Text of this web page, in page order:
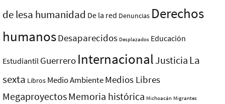
de lesa humanidad De la red Denuncias Derechos
humanosDesaparecidos Desplazados Educación
Estudiantil Guerrero InternacionalJusticia La
sexta Libros Medio AmbienteMedios Libres
MegaproyectosMemoria histórica Michoacán Migrantes